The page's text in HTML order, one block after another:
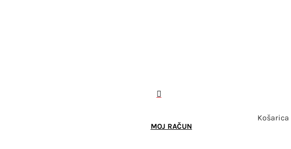

MOJ RAČUN
Košarica